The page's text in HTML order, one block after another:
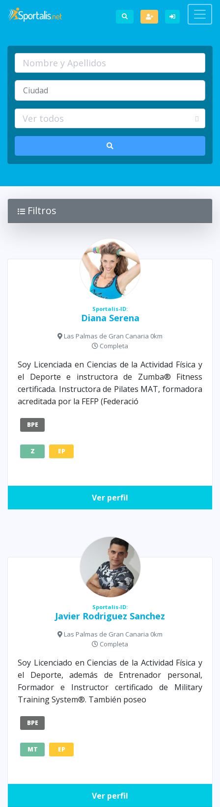
Filtros
Sportalis-ID:
Diana Serena
Las Palmas de Gran Canaria 0km
Completa
Soy Licenciada en Ciencias de la Actividad Física y
el Deporte e instructora de Zumba® Fitness
certificada. Instructora de Pilates MAT, formadora
acreditada por la FEFP (Federació
BPE
Z EP
Ver perfil
Sportalis-ID:
Javier Rodriguez Sanchez
Las Palmas de Gran Canaria 0km
Completa
Soy Licenciado en Ciencias de la Actividad Física y
el Deporte, además de Entrenador personal,
Formador e Instructor certificado de Military
Training System®. También poseo
BPE
MT EP
Ver perfil